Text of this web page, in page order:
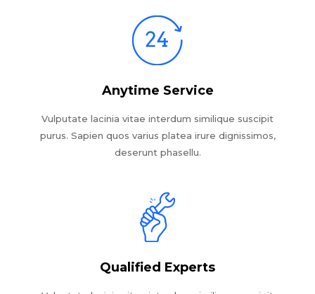
Anytime Service
Vulputate lacinia vitae interdum similique suscipit
purus. Sapien quos varius platea irure dignissimos,
deserunt phasellu.
Qualified Experts